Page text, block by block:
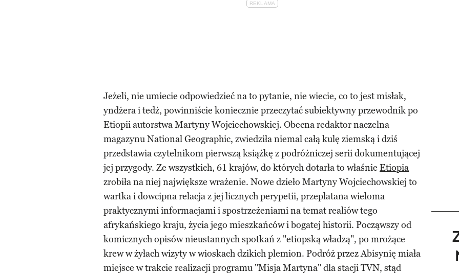
Jeżeli, nie umiecie odpowiedzieć na to pytanie, nie wiecie, co to jest misłak,
yndżera i tedż, powinniście koniecznie przeczytać subiektywny przewodnik po
Etiopii autorstwa Martyny Wojciechowskiej. Obecna redaktor naczelna
magazynu National Geographic, zwiedziła niemal całą kulę ziemską i dziś
przedstawia czytelnikom pierwszą książkę z podróżniczej serii dokumentującej
jej przygody. Ze wszystkich, 61 krajów, do których dotarła to właśnie Etiopia
zrobiła na niej największe wrażenie. Nowe dzieło Martyny Wojciechowskiej to
wartka i dowcipna relacja z jej licznych perypetii, przeplatana wieloma
praktycznymi informacjami i spostrzeżeniami na temat realiów tego
afrykańskiego kraju, życia jego mieszkańców i bogatej historii. Począwszy od
komicznych opisów nieustannych spotkań z "etiopską władzą", po mrożące
krew w żyłach wizyty w wioskach dzikich plemion. Podróż przez Abisynię miała
miejsce w trakcie realizacji programu "Misja Martyna" dla stacji TVN, stąd